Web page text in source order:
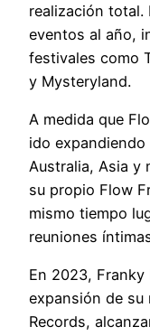
realización total.
eventos al año,
festivales como
y Mysteryland.
A medida que
ido expandiendo
Australia, Asia y
su propio Flow
mismo tiempo
reuniones
En 2023, Franky
expansión de su
Records,